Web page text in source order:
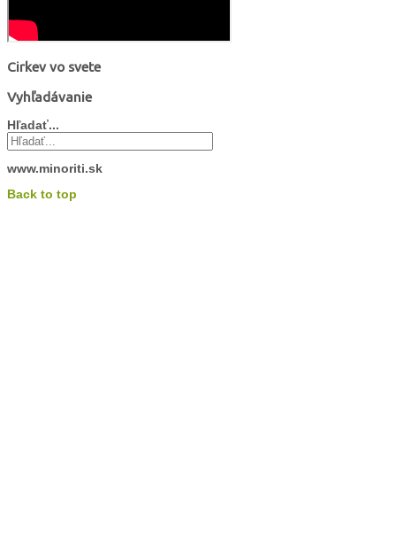
Cirkev vo svete
Vyhľadávanie
Hľadať...
www.minoriti.sk
Back to top